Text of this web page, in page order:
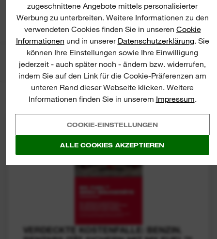
zugeschnittene Angebote mittels personalisierter
Werbung zu unterbreiten. Weitere Informationen zu den
verwendeten Cookies finden Sie in unseren Cookie
Informationen und in unserer Datenschutzerklärung. Sie
können Ihre Einstellungen sowie Ihre Einwilligung
jederzeit - auch später noch - ändern bzw. widerrufen,
indem Sie auf den Link für die Cookie-Präferenzen am
unteren Rand dieser Webseite klicken. Weitere
Informationen finden Sie in unserem Impressum.
COOKIE-EINSTELLUNGEN
ALLE COOKIES AKZEPTIEREN
MILWAUKEE® WHITEPAPER
ZUM DOWNLOAD
FILTER
SORTIEREN
NACH
DOWNLOADS ANZEIGEN
VERDECKTE KOSTENFALLE: BENZIN.